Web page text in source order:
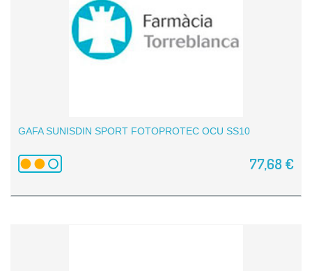
GAFA SUNISDIN SPORT FOTOPROTEC OCU SS10
77,68 €